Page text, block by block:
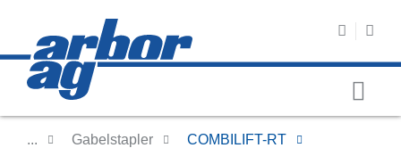
... Gabelstapler COMBILIFT-RT